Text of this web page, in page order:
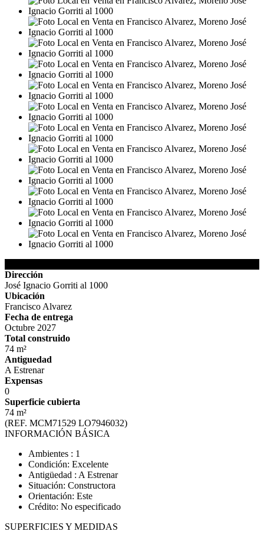
Dirección
José Ignacio Gorriti al 1000
Ubicación
Francisco Alvarez
Fecha de entrega
Octubre 2027
Total construido
74 m²
Antiguedad
A Estrenar
Expensas
0
Superficie cubierta
74 m²
(REF. MCM71529 LO7946032)
INFORMACIÓN BÁSICA
Ambientes : 1
Condición: Excelente
Antigüedad : A Estrenar
Situación: Constructora
Orientación: Este
Crédito: No especificado
SUPERFICIES Y MEDIDAS